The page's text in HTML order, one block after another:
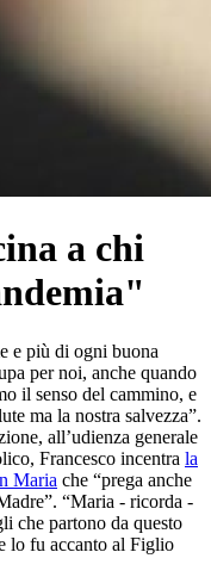
a chi
e più di ogni buona
per noi, anche quando
il senso del cammino, e
ma la nostra salvezza”.
all’udienza generale
Francesco incentra la
Maria che “prega anche
“Maria - ricorda -
che partono da questo
lo fu accanto al Figlio